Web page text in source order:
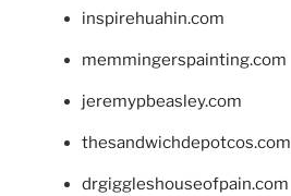
inspirehuahin.com
memmingerspainting.com
jeremypbeasley.com
thesandwichdepotcos.com
drgiggleshouseofpain.com